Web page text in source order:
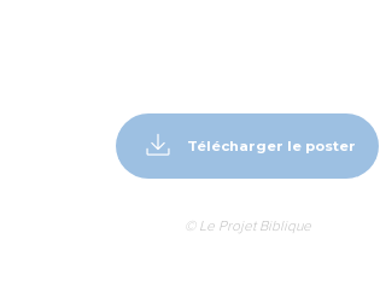
Télécharger le poster
© Le Projet Biblique